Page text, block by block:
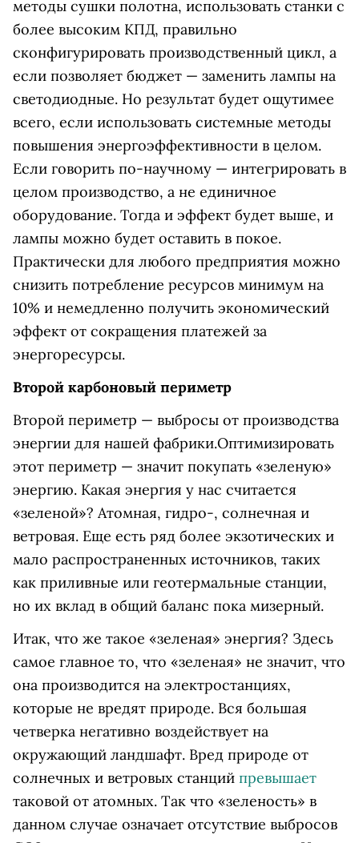
методы сушки полотна, использовать станки с
более высоким КПД, правильно
сконфигурировать производственный цикл, а
если позволяет бюджет — заменить лампы на
светодиодные. Но результат будет ощутимее
всего, если использовать системные методы
повышения энергоэффективности в целом.
Если говорить по-научному — интегрировать в
целом производство, а не единичное
оборудование. Тогда и эффект будет выше, и
лампы можно будет оставить в покое.
Практически для любого предприятия можно
снизить потребление ресурсов минимум на
10% и немедленно получить экономический
эффект от сокращения платежей за
энергоресурсы.
Второй карбоновый периметр
Второй периметр — выбросы от производства
энергии для нашей фабрики.Оптимизировать
этот периметр — значит покупать «зеленую»
энергию. Какая энергия у нас считается
«зеленой»? Атомная, гидро-, солнечная и
ветровая. Еще есть ряд более экзотических и
мало распространенных источников, таких
как приливные или геотермальные станции,
но их вклад в общий баланс пока мизерный.
Итак, что же такое «зеленая» энергия? Здесь
самое главное то, что «зеленая» не значит, что
она производится на электростанциях,
которые не вредят природе. Вся большая
четверка негативно воздействует на
окружающий ландшафт. Вред природе от
солнечных и ветровых станций превышает
таковой от атомных. Так что «зеленость» в
данном случае означает отсутствие выбросов